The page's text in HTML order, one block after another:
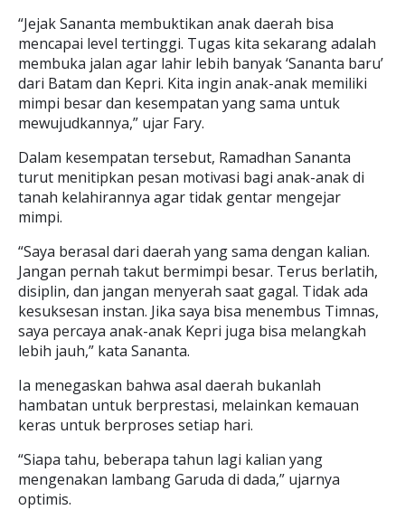
“Jejak Sananta membuktikan anak daerah bisa
mencapai level tertinggi. Tugas kita sekarang adalah
membuka jalan agar lahir lebih banyak ‘Sananta baru’
dari Batam dan Kepri. Kita ingin anak-anak memiliki
mimpi besar dan kesempatan yang sama untuk
mewujudkannya,” ujar Fary.
Dalam kesempatan tersebut, Ramadhan Sananta
turut menitipkan pesan motivasi bagi anak-anak di
tanah kelahirannya agar tidak gentar mengejar
mimpi.
“Saya berasal dari daerah yang sama dengan kalian.
Jangan pernah takut bermimpi besar. Terus berlatih,
disiplin, dan jangan menyerah saat gagal. Tidak ada
kesuksesan instan. Jika saya bisa menembus Timnas,
saya percaya anak-anak Kepri juga bisa melangkah
lebih jauh,” kata Sananta.
Ia menegaskan bahwa asal daerah bukanlah
hambatan untuk berprestasi, melainkan kemauan
keras untuk berproses setiap hari.
“Siapa tahu, beberapa tahun lagi kalian yang
mengenakan lambang Garuda di dada,” ujarnya
optimis.